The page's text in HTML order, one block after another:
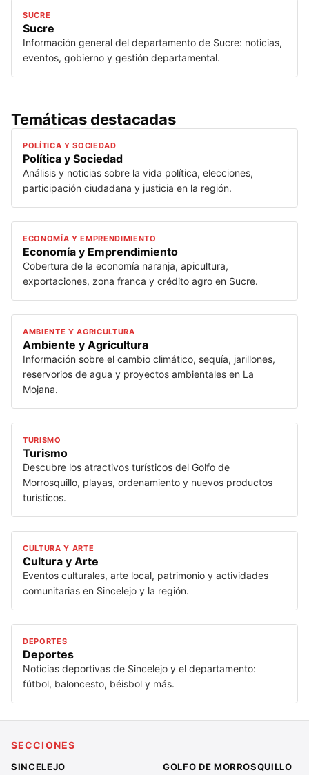
SUCRE
Sucre
Información general del departamento de Sucre: noticias,
eventos, gobierno y gestión departamental.
Temáticas destacadas
POLÍTICA Y SOCIEDAD
Política y Sociedad
Análisis y noticias sobre la vida política, elecciones,
participación ciudadana y justicia en la región.
ECONOMÍA Y EMPRENDIMIENTO
Economía y Emprendimiento
Cobertura de la economía naranja, apicultura,
exportaciones, zona franca y crédito agro en Sucre.
AMBIENTE Y AGRICULTURA
Ambiente y Agricultura
Información sobre el cambio climático, sequía, jarillones,
reservorios de agua y proyectos ambientales en La
Mojana.
TURISMO
Turismo
Descubre los atractivos turísticos del Golfo de
Morrosquillo, playas, ordenamiento y nuevos productos
turísticos.
CULTURA Y ARTE
Cultura y Arte
Eventos culturales, arte local, patrimonio y actividades
comunitarias en Sincelejo y la región.
DEPORTES
Deportes
Noticias deportivas de Sincelejo y el departamento:
fútbol, baloncesto, béisbol y más.
SECCIONES
SINCELEJO
GOLFO DE MORROSQUILLO